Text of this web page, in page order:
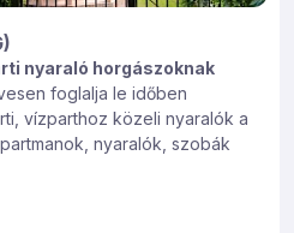
nyaraló horgászoknak
foglalja le időben
vízparthoz közeli nyaralók a
nyaralók, szobák
segítünk Önnek, hogy